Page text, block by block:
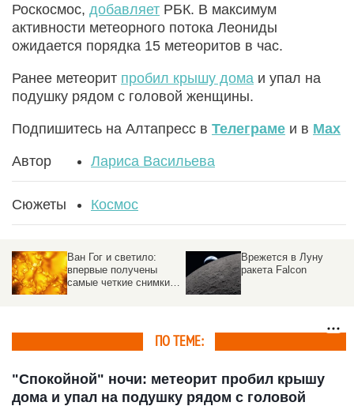
Роскосмос, добавляет РБК. В максимум
активности метеорного потока Леониды
ожидается порядка 15 метеоритов в час.
Ранее метеорит пробил крышу дома и упал на
подушку рядом с головой женщины.
Подпишитесь на Алтапресс в Телеграме и в Max
Автор Лариса Васильева
Сюжеты Космос
Ван Гог и светило:
впервые получены
самые четкие снимки
Врежется в Луну
ракета Falcon
ПО ТЕМЕ:
"Спокойной" ночи: метеорит пробил крышу
дома и упал на подушку рядом с головой